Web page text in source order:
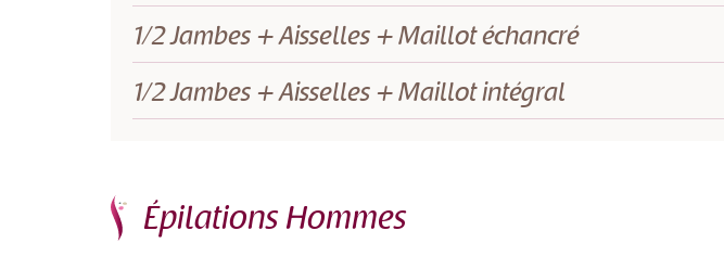
1/2 Jambes + Aisselles + Maillot échancré
1/2 Jambes + Aisselles + Maillot intégral
Épilations Hommes